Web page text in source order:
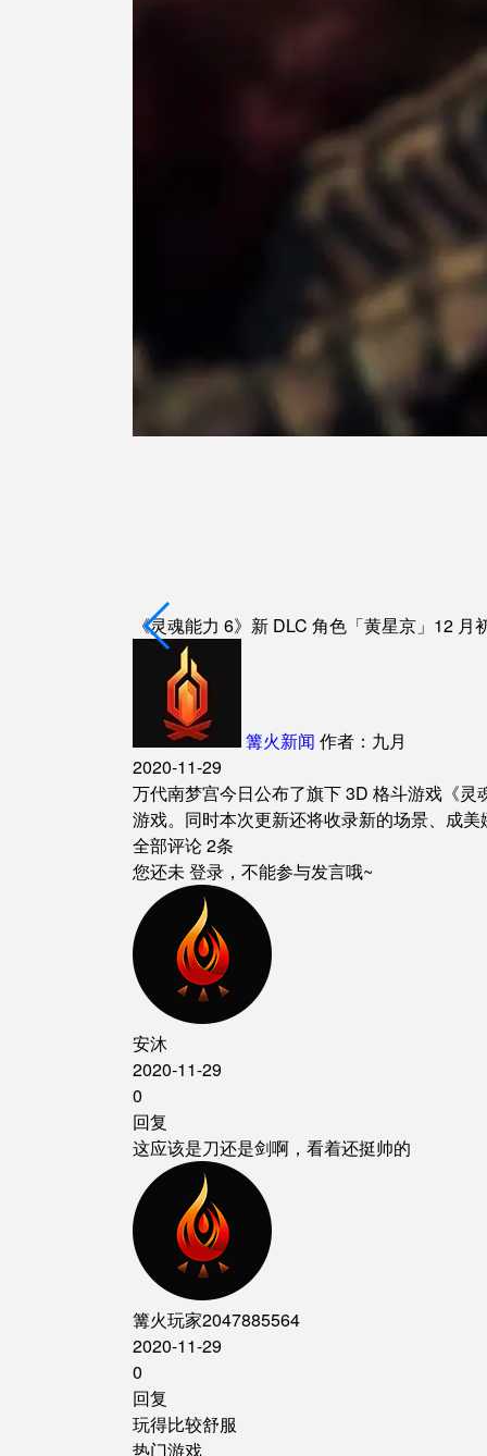
《灵魂能力 6》新 DLC 角色「黄星京」12 月
篝火新闻 作者：九月
2020-11-29
万代南梦宫今日公布了旗下 3D 格斗游戏《
游戏。同时本次更新还将收录新的场景、成
全部评论2条
您还未 登录 ，不能参与发言哦~
安沐
2020-11-29
0
回复
这应该是刀还是剑啊，看着还挺帅的
篝火玩家2047885564
2020-11-29
0
回复
玩得比较舒服
热门游戏